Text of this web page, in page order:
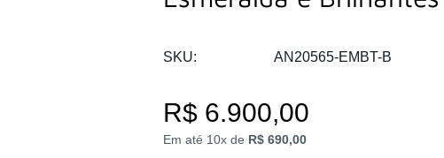
SKU: AN20565-EMBT-B
R$ 6.900,00
Em até 10x de R$ 690,00